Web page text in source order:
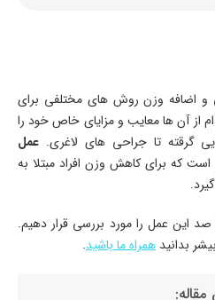
و اضافه وزن روش های مختلفی برای
از آن ها معایب و مزایای خاص خود را
گرقته تا جراحی های لاغری. عمل
که برای کاهش وزن افراد مبتلا به
این عمل را مورد بررسی قرار دهیم.
بدانید همراه ما باشید.